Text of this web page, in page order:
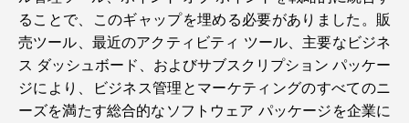
ることで、このギャップを埋める必要がありました。販
売ツール、最近のアクティビティ ツール、主要なビジネ
ス ダッシュボード、およびサブスクリプション パッケー
ジにより、ビジネス管理とマーケティングのすべてのニ
ーズを満たす総合的なソフトウェア パッケージを企業に